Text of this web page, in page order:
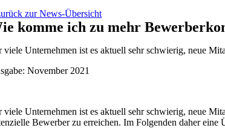
zur News-Übersicht
komme ich zu mehr
viele Unternehmen ist es aktuell sehr schwierig, neue
November 2021
viele Unternehmen ist es aktuell sehr schwierig, neue
Bewerber zu erreichen. Im Folgenden daher